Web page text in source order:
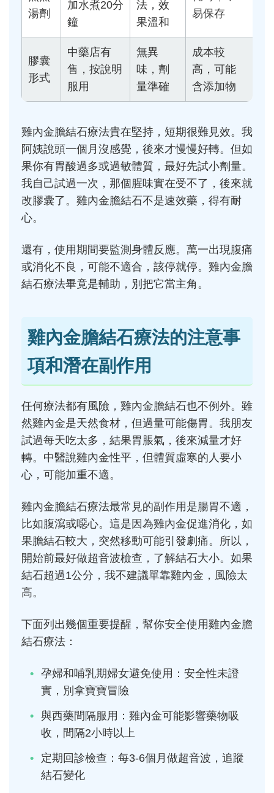
湯劑
加水煮20分
鐘
法，效
果溫和
易保存
膠囊
形式
中藥店有
售，按說明
服用
無異
味，劑
量準確
成本較
高，可能
含添加物
雞內金膽結石療法貴在堅持，短期很難見效。我
阿姨說頭一個月沒感覺，後來才慢慢好轉。但如
果你有胃酸過多或過敏體質，最好先試小劑量。
我自己試過一次，那個腥味實在受不了，後來就
改膠囊了。雞內金膽結石不是速效藥，得有耐
心。
還有，使用期間要監測身體反應。萬一出現腹痛
或消化不良，可能不適合，該停就停。雞內金膽
結石療法畢竟是輔助，別把它當主角。
雞內金膽結石療法的注意事
項和潛在副作用
任何療法都有風險，雞內金膽結石也不例外。雖
然雞內金是天然食材，但過量可能傷胃。我朋友
試過每天吃太多，結果胃脹氣，後來減量才好
轉。中醫說雞內金性平，但體質虛寒的人要小
心，可能加重不適。
雞內金膽結石療法最常見的副作用是腸胃不適，
比如腹瀉或噁心。這是因為雞內金促進消化，如
果膽結石較大，突然移動可能引發劇痛。所以，
開始前最好做超音波檢查，了解結石大小。如果
結石超過1公分，我不建議單靠雞內金，風險太
高。
下面列出幾個重要提醒，幫你安全使用雞內金膽
結石療法：
孕婦和哺乳期婦女避免使用：安全性未證
實，別拿寶寶冒險
與西藥間隔服用：雞內金可能影響藥物吸
收，間隔2小時以上
定期回診檢查：每3-6個月做超音波，追蹤
結石變化